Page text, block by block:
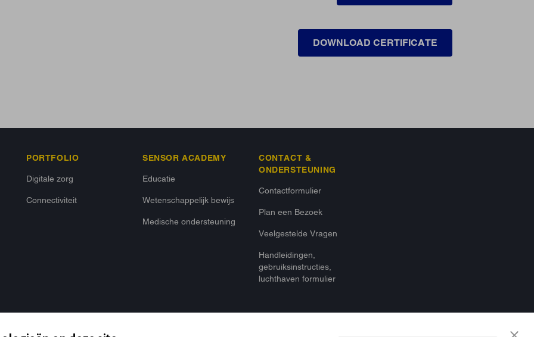
DOWNLOAD CERTIFICATE
PORTFOLIO
Digitale zorg
Connectiviteit
SENSOR ACADEMY
Educatie
Wetenschappelijk bewijs
Medische ondersteuning
CONTACT &
ONDERSTEUNING
Contactformulier
Plan een Bezoek
Veelgestelde Vragen
Handleidingen,
gebruiksinstructies,
luchthaven formulier